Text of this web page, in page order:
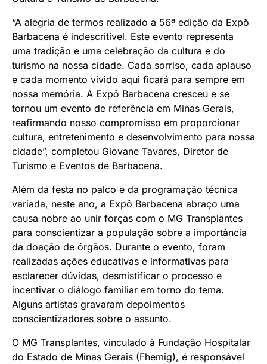
“A alegria de termos realizado a 56ª edição da Expô
Barbacena é indescritível. Este evento representa
uma tradição e uma celebração da cultura e do
turismo na nossa cidade. Cada sorriso, cada aplauso
e cada momento vivido aqui ficará para sempre em
nossa memória. A Expô Barbacena cresceu e se
tornou um evento de referência em Minas Gerais,
reafirmando nosso compromisso em proporcionar
cultura, entretenimento e desenvolvimento para nossa
cidade”, completou Giovane Tavares, Diretor de
Turismo e Eventos de Barbacena.
Além da festa no palco e da programação técnica
variada, neste ano, a Expô Barbacena abraço uma
causa nobre ao unir forças com o MG Transplantes
para conscientizar a população sobre a importância
da doação de órgãos. Durante o evento, foram
realizadas ações educativas e informativas para
esclarecer dúvidas, desmistificar o processo e
incentivar o diálogo familiar em torno do tema.
Alguns artistas gravaram depoimentos
conscientizadores sobre o assunto.
O MG Transplantes, vinculado à Fundação Hospitalar
do Estado de Minas Gerais (Fhemig), é responsável